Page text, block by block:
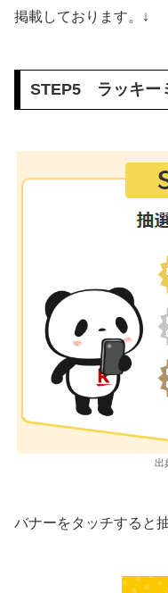
掲載しております。↓
STEP5 ラッキー
出
バナーをタッチすると